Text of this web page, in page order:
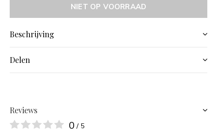
NIET OP VOORRAAD
Beschrijving
Delen
Reviews
0 / 5